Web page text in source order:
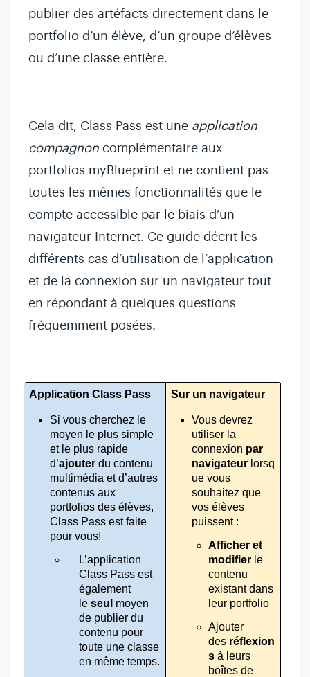
publier des artéfacts directement dans le
portfolio d’un élève, d’un groupe d’élèves
ou d’une classe entière.
Cela dit, Class Pass est une application
compagnon complémentaire aux
portfolios myBlueprint et ne contient pas
toutes les mêmes fonctionnalités que le
compte accessible par le biais d’un
navigateur Internet. Ce guide décrit les
différents cas d’utilisation de l’application
et de la connexion sur un navigateur tout
en répondant à quelques questions
fréquemment posées.
Application Class Pass Sur un navigateur
Si vous cherchez le
moyen le plus simple
et le plus rapide
d’ajouter du contenu
multimédia et d’autres
contenus aux
portfolios des élèves,
Class Pass est faite
pour vous!
L’application
Class Pass est
également
le seul moyen
de publier du
contenu pour
toute une classe
en même temps.
Vous devrez
utiliser la
connexion par
navigateur lorsq
ue vous
souhaitez que
vos élèves
puissent :
Afficher et
modifier le
contenu
existant dans
leur portfolio
Ajouter
des réflexion
s à leurs
boîtes de